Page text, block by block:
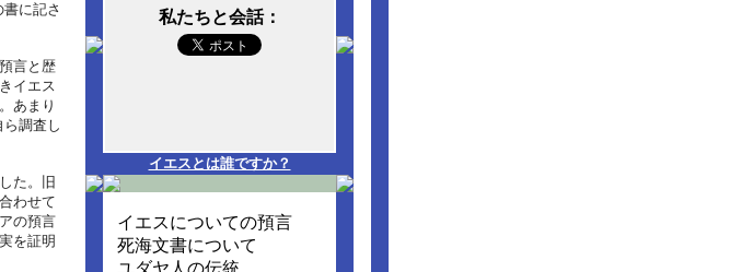
に記さ
言と歴
イエス
あまり
調査し
た。旧
わせて
の預言
を証明
私たちと会話：
イエスとは誰ですか？
イエスについての預言
死海文書について
ユダヤ人の伝統